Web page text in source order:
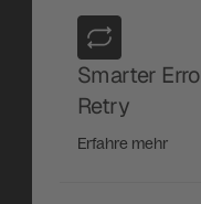
Smarter
Retry
Erfahre mehr